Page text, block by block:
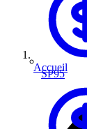
SP95
Accueil